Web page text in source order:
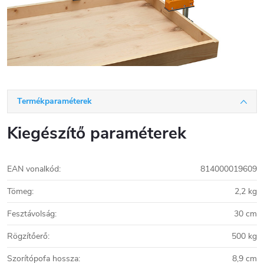
Termékparaméterek
Kiegészítő paraméterek
EAN vonalkód:
814000019609
Tömeg:
2,2 kg
Fesztávolság:
30 cm
Rögzítőerő:
500 kg
Szorítópofa hossza:
8,9 cm